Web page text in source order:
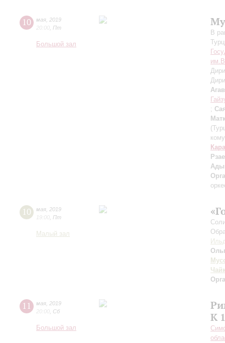
10 мая 2019
20:00 Пт
Большой зал
В
;
10 мая 2019
19:00 Пт
Малый зал
11 мая 2019
20:00 Сб
Большой зал
К